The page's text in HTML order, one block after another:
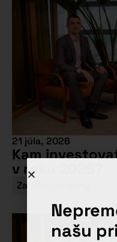
21 júla, 2026
Kam
v roku 2026?
Zaujímavé témy
našu